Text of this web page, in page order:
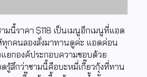
มนี้ราคา $118 เป็นเมนูอีกเมนูที่แอด
ทุกคนลองสั่งมาทานดูค่ะ แอดค่อน
ยกองค์ประกอบความชอบด้วย
รู้สึกว่าชามนี้คือบะหมี่เกี๊ยวกุ้งที่ทาน